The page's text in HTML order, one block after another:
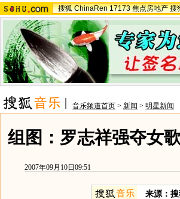
搜狐 ChinaRen 17173 焦点房地产 搜
音乐频道首页 > 新闻 > 明星新闻
组图：罗志祥强夺女
2007年09月10日09:51
来源：